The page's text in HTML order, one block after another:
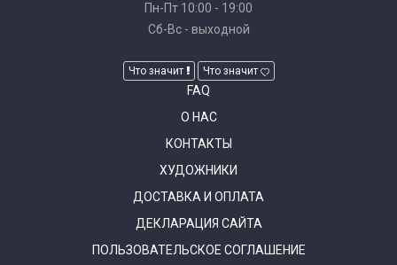
Пн-Пт 10:00 - 19:00
Сб-Вс - выходной
Что значит Что значит
FAQ
О НАС
КОНТАКТЫ
ХУДОЖНИКИ
ДОСТАВКА И ОПЛАТА
ДЕКЛАРАЦИЯ САЙТА
ПОЛЬЗОВАТЕЛЬСКОЕ СОГЛАШЕНИЕ